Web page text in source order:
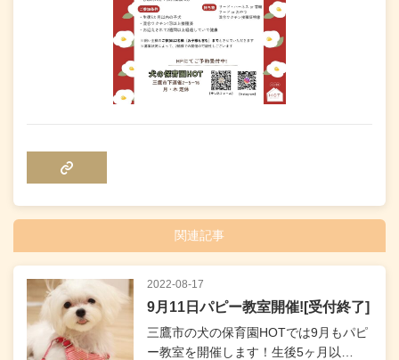
関連記事
2022-08-17
9月11日パピー教室開催![受付終了]
三鷹市の犬の保育園HOTでは9月もパピ
ー教室を開催します！生後5ヶ月以…